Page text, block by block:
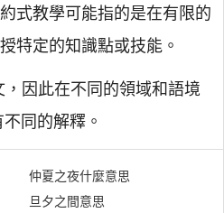
式教學可能指的是在有限的
特定的知識點或技能。
因此在不同的領域和語境
同的解釋。
仲夏之夜什麼意思
旦夕之間意思